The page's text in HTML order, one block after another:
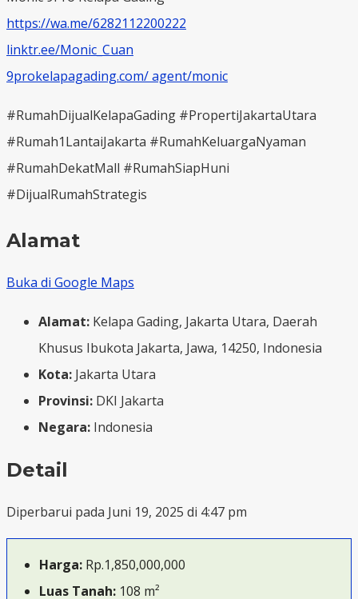
https://wa.me/6282112200222
linktr.ee/Monic_Cuan
9prokelapagading.com/ agent/monic
#RumahDijualKelapaGading #PropertiJakartaUtara
#Rumah1LantaiJakarta #RumahKeluargaNyaman
#RumahDekatMall #RumahSiapHuni
#DijualRumahStrategis
Alamat
Buka di Google Maps
Alamat: Kelapa Gading, Jakarta Utara, Daerah
Khusus Ibukota Jakarta, Jawa, 14250, Indonesia
Kota: Jakarta Utara
Provinsi: DKI Jakarta
Negara: Indonesia
Detail
Diperbarui pada Juni 19, 2025 di 4:47 pm
Harga: Rp.1,850,000,000
Luas Tanah: 108 m²